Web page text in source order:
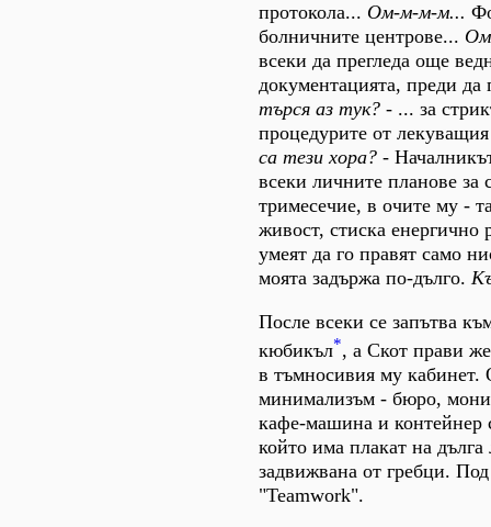
протокола... Ом-м-м-м...
болничните центрове...
всеки да прегледа още
документацията, преди
търся аз тук? - ... за
процедурите от
са тези хора? -
всеки личните планове за
тримесечие, в очите му -
живост, стиска енергично
умеят да го правят само
моята задържа по-дълго.
После всеки се запътва
кюбикъл*, а Скот прави
в тъмносивия му кабинет.
минимализъм - бюро,
кафе-машина и контейнер
който има плакат на дълга
задвижвана от гребци.
"Teamwork".